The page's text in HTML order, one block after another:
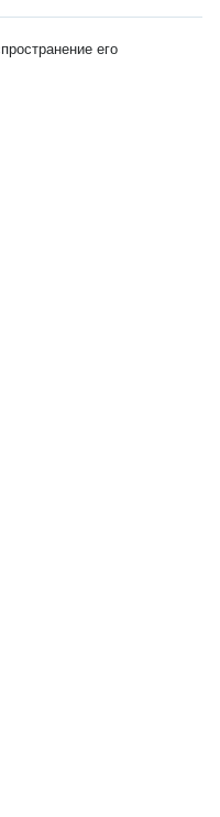
его